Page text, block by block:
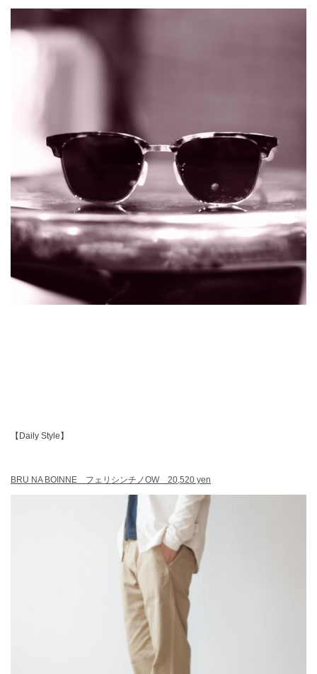
【Daily Style】
BRU NA BOINNE フェリシンチノOW 20,520 yen